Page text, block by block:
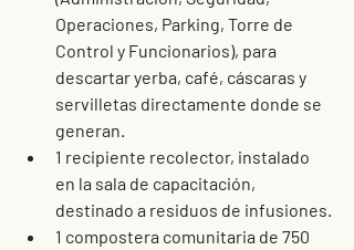
Operaciones, Parking, Torre de
Control y Funcionarios), para
descartar yerba, café, cáscaras y
servilletas directamente donde se
generan.
1 recipiente recolector, instalado
en la sala de capacitación,
destinado a residuos de infusiones.
1 compostera comunitaria de 750